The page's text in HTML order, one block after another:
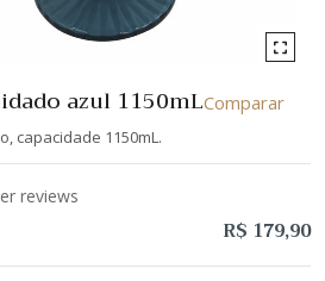
azul 1150mL
capacidade 1150mL.
reviews
R$ 179,90
Comparar